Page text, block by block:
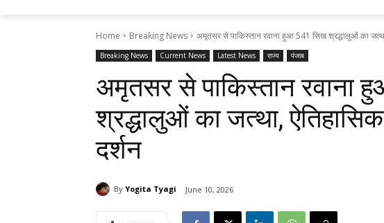
Home Breaking News अमृतसर से पाकिस्तान रवाना हुआ 541 सिख श्रद्धालुओं का
Breaking News Current News Latest News राज्य पंजाब
अमृतसर से पाकिस्तान रवाना
श्रद्धालुओं का जत्था,
दर्शन
By Yogita Tyagi June 10, 2026